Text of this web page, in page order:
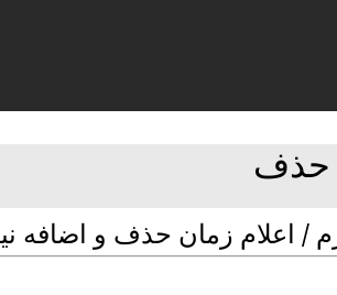
حذف و اضافه نیمسال دوم تحصیلی